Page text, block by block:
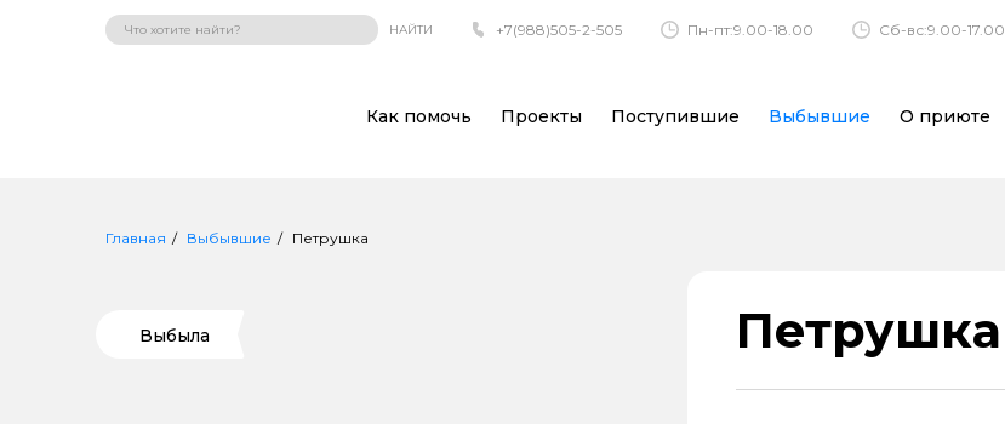
НАЙТИ +7(988)505-2-505 Пн-пт:9.00-18.00 Сб-вс:9.00-17.00
Как помочь Проекты Поступившие Выбывшие О приюте
Главная Выбывшие Петрушка
Выбыла Петрушка